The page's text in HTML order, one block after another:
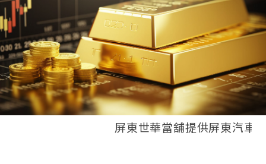
● ● ● ●
屏東世華當舖提供屏東汽車